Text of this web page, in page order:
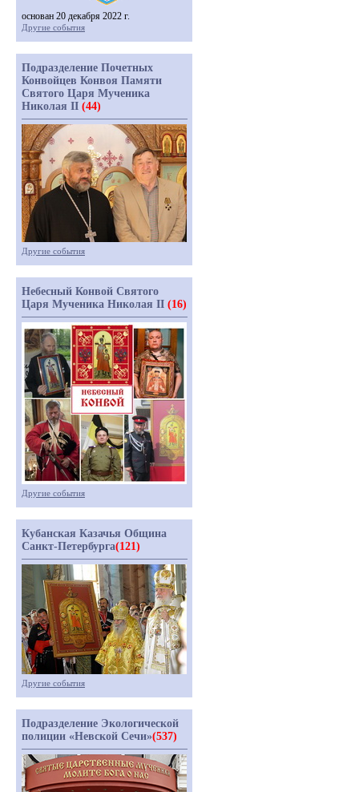
основан 20 декабря 2022 г.
Другие события
Подразделение Почетных
Конвойцев Конвоя Памяти
Святого Царя Мученика
Николая II (44)
Другие события
Небесный Конвой Святого
Царя Мученика Николая II (16)
Другие события
Кубанская Казачья Община
Санкт-Петербурга(121)
Другие события
Подразделение Экологической
полиции «Невской Сечи»(537)